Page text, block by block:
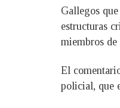
Gallegos
estructuras
miembros de
El
policial, que